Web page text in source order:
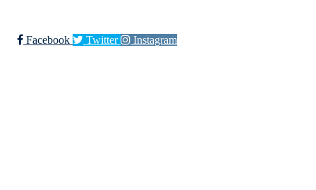
Facebook Twitter Instagram